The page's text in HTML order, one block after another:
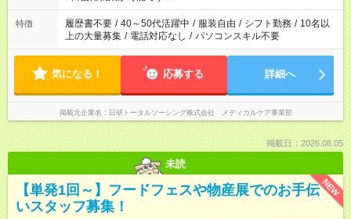
と、もう1つのお仕事の勤務時間。 合計で週40時間を超える場
合は応募できません。
特徴 履歴書不要 / 40～50代活躍中 / 服装自由 / シフト勤務 / 10名以
上の大量募集 / 電話対応なし / パソコンスキル不要
気になる！ 応募する 詳細へ
掲載元企業名 日研トータルソーシング株式会社 メディカルケア事業部
掲載日：2026.08.05
未読
NEW
【単発1回～】フードフェスや物産展でのお手伝
いスタッフ募集！